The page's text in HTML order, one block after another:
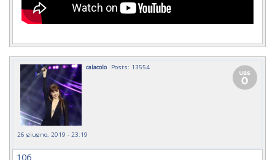
calacolo Posts: 13554
26 giugno, 2019 - 23:19
106